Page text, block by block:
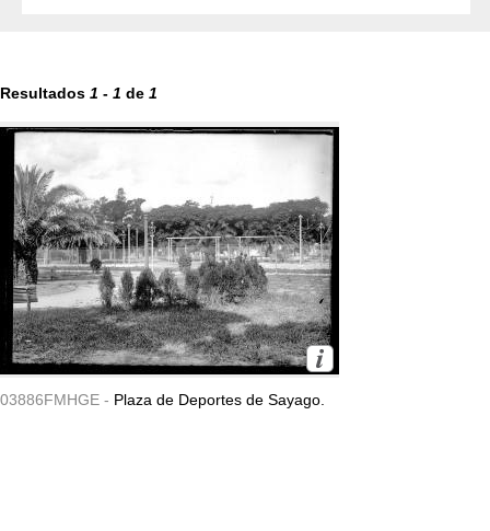
Resultados 1 - 1 de 1
03886FMHGE - Plaza de Deportes de Sayago.